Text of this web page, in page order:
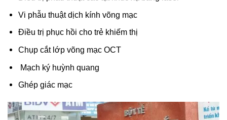
Vi phẫu thuật dịch kính võng mạc
Điều trị phục hồi cho trẻ khiếm thị
Chụp cắt lớp võng mạc OCT
Mạch ký huỳnh quang
Ghép giác mạc